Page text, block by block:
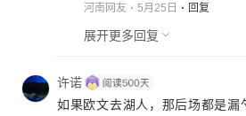
河南网友 5月25日 回复
展开更多回复
许诺
如果欧文去湖人，那后场都是漏